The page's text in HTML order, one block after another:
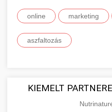
online marketing
aszfaltozás
KIEMELT